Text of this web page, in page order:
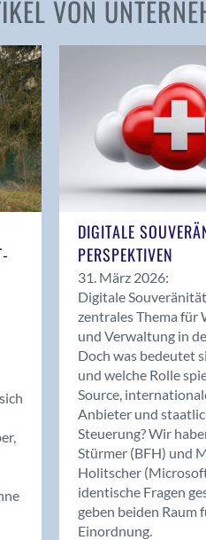
VON
DIGITALE
PERSPEKTIVEN
31. März 2026:
Digitale
zentrales Thema für
und Verwaltung in
Doch was bedeutet
und welche Rolle
Source,
Anbieter und
Steuerung? Wir
Stürmer (BFH) und
Holitscher
identische Fragen
geben beiden Raum
Einordnung.